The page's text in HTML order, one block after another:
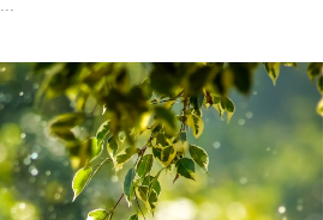
す。 それは「あなたが輝き、切
、ルーンのアドバイスを参考にし